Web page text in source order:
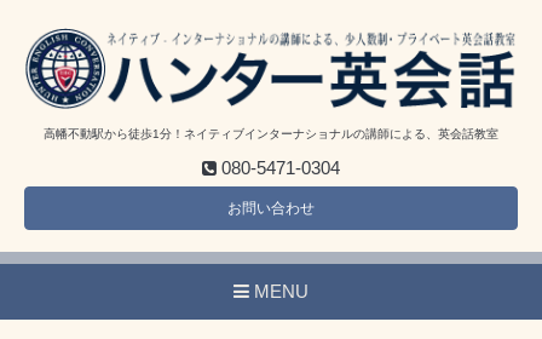
高幡不動駅から徒歩1分！ネイティブインターナショナルの講師による、英会話教室
080-5471-0304
お問い合わせ
MENU